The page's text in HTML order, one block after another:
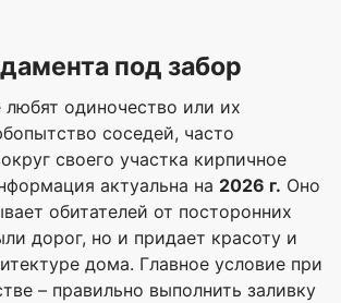
под забор
одиночество или их
соседей, часто
своего участка кирпичное
актуальна на 2026 г. Оно
обитателей от посторонних
дорог, но и придает красоту и
дома. Главное условие при
– правильно выполнить заливку